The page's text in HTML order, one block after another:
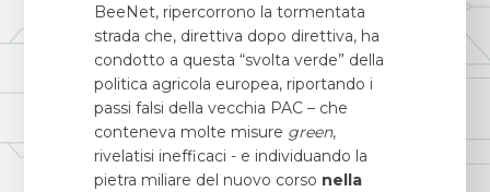
BeeNet, ripercorrono la tormentata
strada che, direttiva dopo direttiva, ha
condotto a questa “svolta verde” della
politica agricola europea, riportando i
passi falsi della vecchia PAC – che
conteneva molte misure green,
rivelatisi inefficaci - e individuando la
pietra miliare del nuovo corso nella